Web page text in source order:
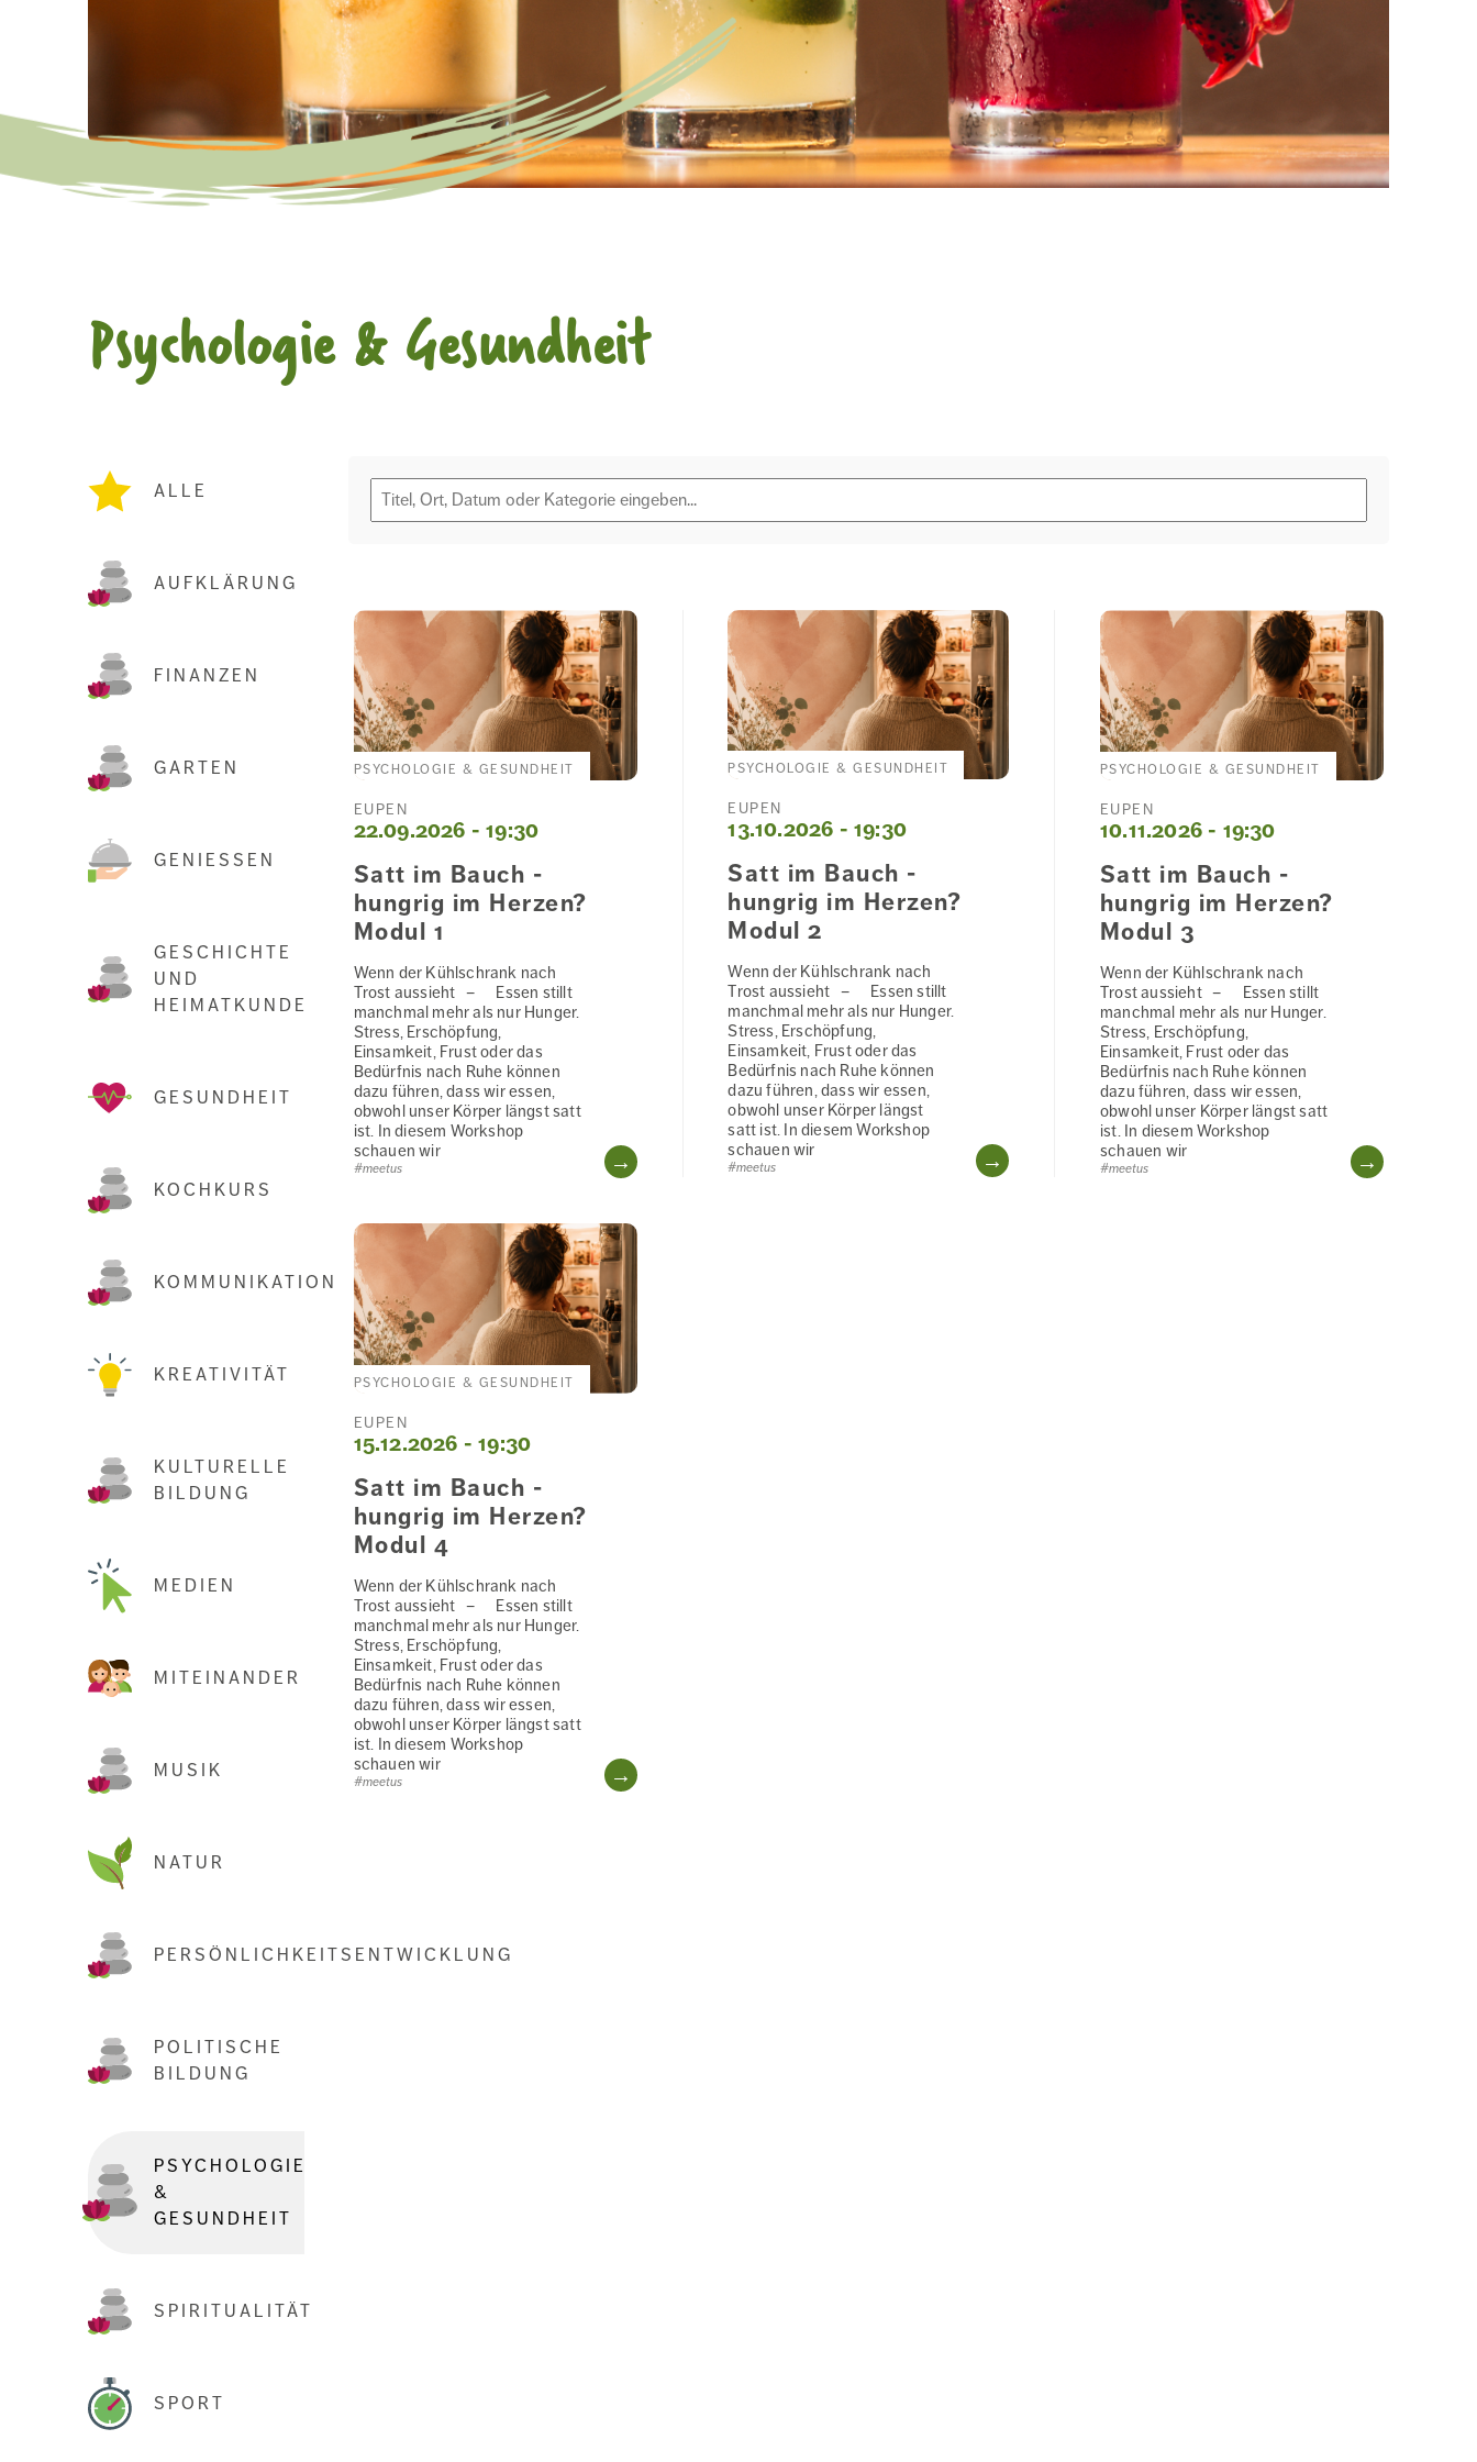
Psychologie & Gesundheit
ALLE
AUFKLÄRUNG
FINANZEN
GARTEN
GENIESSEN
GESCHICHTE
UND
HEIMATKUNDE
GESUNDHEIT
KOCHKURS
KOMMUNIKATION
KREATIVITÄT
KULTURELLE
BILDUNG
MEDIEN
MITEINANDER
MUSIK
NATUR
PERSÖNLICHKEITSENTWICKLUNG
POLITISCHE
BILDUNG
PSYCHOLOGIE
&
GESUNDHEIT
SPIRITUALITÄT
SPORT
PSYCHOLOGIE & GESUNDHEIT
EUPEN
22.09.2026 - 19:30
Satt im Bauch -
hungrig im Herzen?
Modul 1
Wenn der Kühlschrank nach
Trost aussieht – Essen stillt
manchmal mehr als nur Hunger.
Stress, Erschöpfung,
Einsamkeit, Frust oder das
Bedürfnis nach Ruhe können
dazu führen, dass wir essen,
obwohl unser Körper längst satt
ist. In diesem Workshop
schauen wir
#meetus
WEITERLESEN
PSYCHOLOGIE & GESUNDHEIT
EUPEN
13.10.2026 - 19:30
Satt im Bauch -
hungrig im Herzen?
Modul 2
Wenn der Kühlschrank nach
Trost aussieht – Essen stillt
manchmal mehr als nur Hunger.
Stress, Erschöpfung,
Einsamkeit, Frust oder das
Bedürfnis nach Ruhe können
dazu führen, dass wir essen,
obwohl unser Körper längst
satt ist. In diesem Workshop
schauen wir
#meetus
WEITERLESEN
PSYCHOLOGIE & GESUNDHEIT
EUPEN
10.11.2026 - 19:30
Satt im Bauch -
hungrig im Herzen?
Modul 3
Wenn der Kühlschrank nach
Trost aussieht – Essen stillt
manchmal mehr als nur Hunger.
Stress, Erschöpfung,
Einsamkeit, Frust oder das
Bedürfnis nach Ruhe können
dazu führen, dass wir essen,
obwohl unser Körper längst satt
ist. In diesem Workshop
schauen wir
#meetus
PSYCHOLOGIE & GESUNDHEIT
EUPEN
15.12.2026 - 19:30
Satt im Bauch -
hungrig im Herzen?
Modul 4
Wenn der Kühlschrank nach
Trost aussieht – Essen stillt
manchmal mehr als nur Hunger.
Stress, Erschöpfung,
Einsamkeit, Frust oder das
Bedürfnis nach Ruhe können
dazu führen, dass wir essen,
obwohl unser Körper längst satt
ist. In diesem Workshop
schauen wir
#meetus
WEITERLESEN